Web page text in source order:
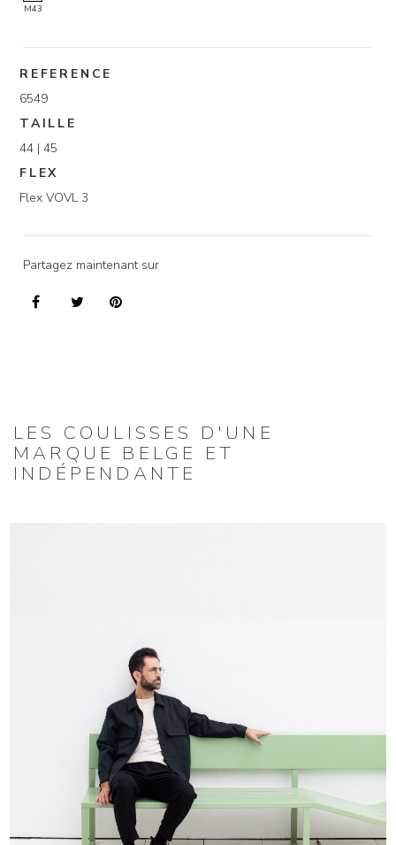
M43
REFERENCE
6549
TAILLE
44 | 45
FLEX
Flex VOVL 3
Partagez maintenant sur
LES COULISSES D'UNE
MARQUE BELGE ET
INDÉPENDANTE